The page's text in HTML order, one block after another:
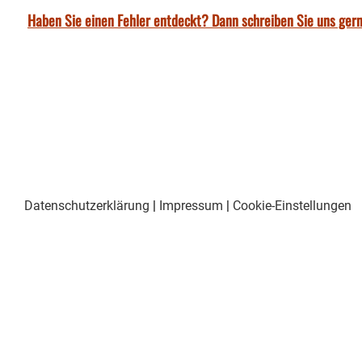
Haben Sie einen Fehler entdeckt? Dann schreiben Sie uns
Datenschutzerklärung | Impressum | Cookie-Einstellungen